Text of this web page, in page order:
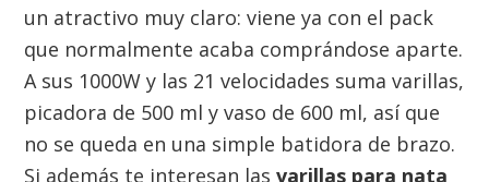
un atractivo muy claro: viene ya con el pack
que normalmente acaba comprándose aparte.
A sus 1000W y las 21 velocidades suma varillas,
picadora de 500 ml y vaso de 600 ml, así que
no se queda en una simple batidora de brazo.
Si además te interesan lasvarillas para nata